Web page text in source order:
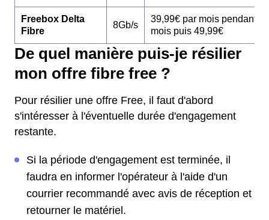
Freebox Delta
Fibre
8Gb/s
39,99€ par mois pendant 12
mois puis 49,99€
De quel manière puis-je résilier
mon offre fibre free ?
Pour résilier une offre Free, il faut d'abord
s'intéresser à l'éventuelle durée d'engagement
restante.
Si la période d'engagement est terminée, il
faudra en informer l'opérateur à l'aide d'un
courrier recommandé avec avis de réception et
retourner le matériel.